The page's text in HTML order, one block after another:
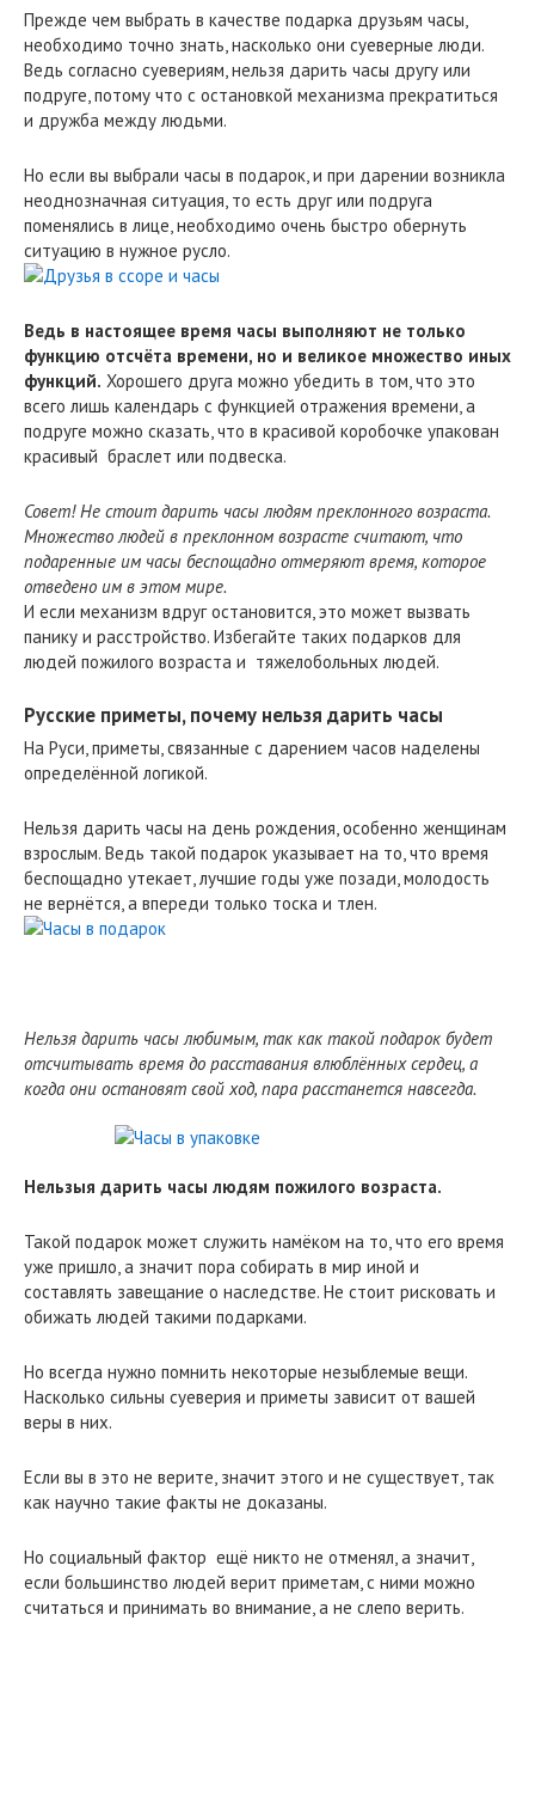
Прежде чем выбрать в качестве подарка друзьям часы,
необходимо точно знать, насколько они суеверные люди.
Ведь согласно суевериям, нельзя дарить часы другу или
подруге, потому что с остановкой механизма прекратиться
и дружба между людьми.
Но если вы выбрали часы в подарок, и при дарении возникла
неоднозначная ситуация, то есть друг или подруга
поменялись в лице, необходимо очень быстро обернуть
ситуацию в нужное русло.
Ведь в настоящее время часы выполняют не только
функцию отсчёта времени, но и великое множество иных
функций. Хорошего друга можно убедить в том, что это
всего лишь календарь с функцией отражения времени, а
подруге можно сказать, что в красивой коробочке упакован
красивый браслет или подвеска.
Совет! Не стоит дарить часы людям преклонного возраста.
Множество людей в преклонном возрасте считают, что
подаренные им часы беспощадно отмеряют время, которое
отведено им в этом мире.
И если механизм вдруг остановится, это может вызвать
панику и расстройство. Избегайте таких подарков для
людей пожилого возраста и тяжелобольных людей.
Русские приметы, почему нельзя дарить часы
На Руси, приметы, связанные с дарением часов наделены
определённой логикой.
Нельзя дарить часы на день рождения, особенно женщинам
взрослым. Ведь такой подарок указывает на то, что время
беспощадно утекает, лучшие годы уже позади, молодость
не вернётся, а впереди только тоска и тлен.
Нельзя дарить часы любимым, так как такой подарок будет
отсчитывать время до расставания влюблённых сердец, а
когда они остановят свой ход, пара расстанется навсегда.
Нельзыя дарить часы людям пожилого возраста.
Такой подарок может служить намёком на то, что его время
уже пришло, а значит пора собирать в мир иной и
составлять завещание о наследстве. Не стоит рисковать и
обижать людей такими подарками.
Но всегда нужно помнить некоторые незыблемые вещи.
Насколько сильны суеверия и приметы зависит от вашей
веры в них.
Если вы в это не верите, значит этого и не существует, так
как научно такие факты не доказаны.
Но социальный фактор ещё никто не отменял, а значит,
если большинство людей верит приметам, с ними можно
считаться и принимать во внимание, а не слепо верить.